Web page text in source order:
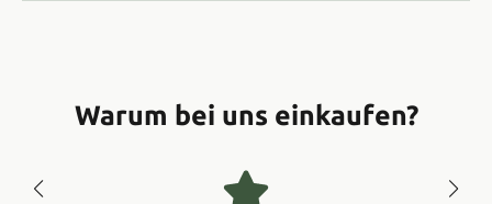
Warum bei uns einkaufen?